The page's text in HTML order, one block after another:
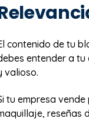
contenido de tu
entender a tu
valioso.
tu empresa
reseñas